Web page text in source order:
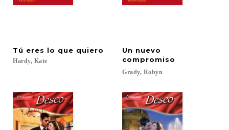
Tú eres lo que quiero
Hardy, Kate
Un nuevo
compromiso
Grady, Robyn